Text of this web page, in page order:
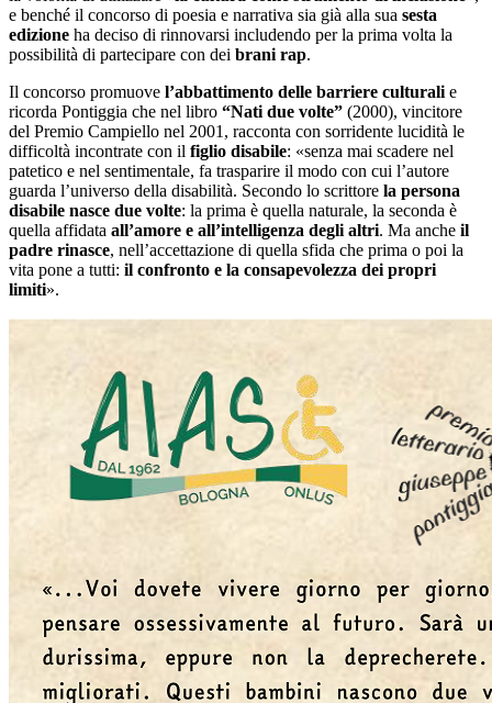
e benché il concorso di poesia e narrativa sia già alla sua sesta
edizione ha deciso di rinnovarsi includendo per la prima volta la
possibilità di partecipare con dei brani rap.
Il concorso promuove l’abbattimento delle barriere culturali e
ricorda Pontiggia che nel libro “Nati due volte” (2000), vincitore
del Premio Campiello nel 2001, racconta con sorridente lucidità le
difficoltà incontrate con il figlio disabile: «senza mai scadere nel
patetico e nel sentimentale, fa trasparire il modo con cui l’autore
guarda l’universo della disabilità. Secondo lo scrittore la persona
disabile nasce due volte: la prima è quella naturale, la seconda è
quella affidata all’amore e all’intelligenza degli altri. Ma anche il
padre rinasce, nell’accettazione di quella sfida che prima o poi la
vita pone a tutti: il confronto e la consapevolezza dei propri
limiti».